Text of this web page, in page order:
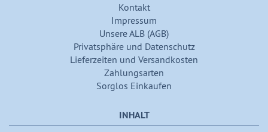
Kontakt
Impressum
Unsere ALB (AGB)
Privatsphäre und Datenschutz
Lieferzeiten und Versandkosten
Zahlungsarten
Sorglos Einkaufen
INHALT